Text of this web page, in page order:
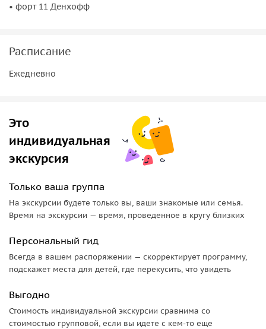
и наполнитесь сильным духом краснокирпичной Пруссии.
Важно знать
• сопровождение гида до форта и обратно.
Туристы оплачивают самостоятельно:
• экскурсия и билет на 11 форт — 370 руб./чел.
• форт 11 Денхофф
Расписание
Ежедневно
Это
индивидуальная
экскурсия
Только ваша группа
На экскурсии будете только вы, ваши знакомые или семья.
Время на экскурсии — время, проведенное в кругу близких
Персональный гид
Всегда в вашем распоряжении — скорректирует программу,
подскажет места для детей, где перекусить, что увидеть
Выгодно
Стоимость индивидуальной экскурсии сравнима со
стоимостью групповой, если вы идете с кем-то еще